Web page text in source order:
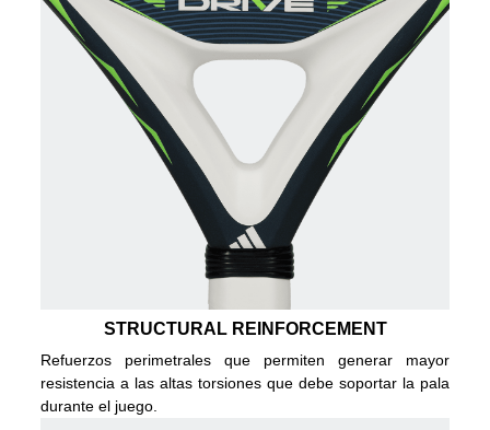
STRUCTURAL REINFORCEMENT
Refuerzos perimetrales que permiten generar mayor
resistencia a las altas torsiones que debe soportar la pala
durante el juego.